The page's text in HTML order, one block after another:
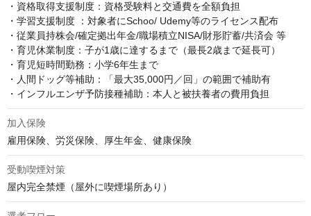
・資格取得支援制度：資格受験料と交通費を全額負担
・学習支援制度 ：対象者にSchoo/ Udemy等のライセンス配布
・従業員持株会/確定拠出年金/職場積立NISA/財形貯蓄/共済会 等
・育児休業制度：子が1歳に達するまで（最長2歳まで延長可）
・育児短時間勤務：小学6年生まで
・人間ドッグ等補助：「最大35,000円／回」の範囲で補助有
・インフルエンザ予防接種補助：本人と被扶養者の費用負担
加入保険
雇用保険、労災保険、厚生年金、健康保険
受動喫煙対策
屋内完全禁煙（屋外に喫煙場所あり）